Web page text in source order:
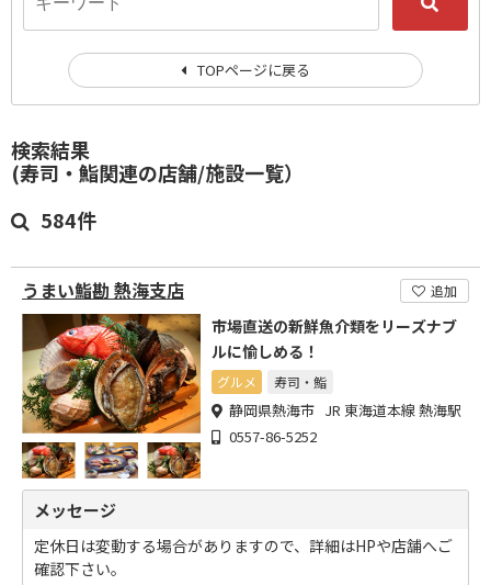
検索結果
(寿司・鮨関連の店舗/施設一覧）
584件
うまい鮨勘 熱海支店 追加
市場直送の新鮮魚介類をリーズナブ
ルに愉しめる！
グルメ 寿司・鮨
静岡県熱海市 JR 東海道本線 熱海駅
0557-86-5252
メッセージ
定休日は変動する場合がありますので、詳細はHPや店舗へご
確認下さい。
TOPページに戻る